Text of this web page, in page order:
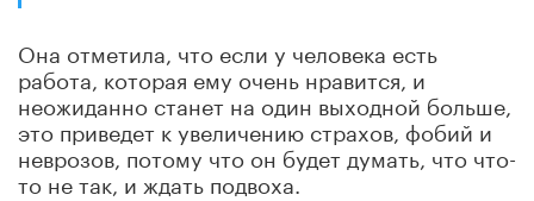
Она отметила, что если у человека есть
работа, которая ему очень нравится, и
неожиданно станет на один выходной больше,
это приведет к увеличению страхов, фобий и
неврозов, потому что он будет думать, что что-
то не так, и ждать подвоха.